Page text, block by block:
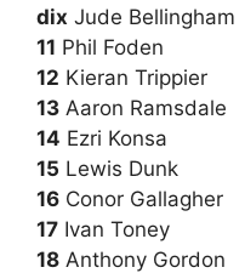
dix Jude Bellingham
11 Phil Foden
12 Kieran Trippier
13 Aaron Ramsdale
14 Ezri Konsa
15 Lewis Dunk
16 Conor Gallagher
17 Ivan Toney
18 Anthony Gordon